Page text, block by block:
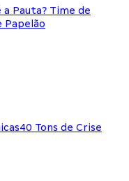
a Pauta? Time de
Papelão
40 Tons de Crise